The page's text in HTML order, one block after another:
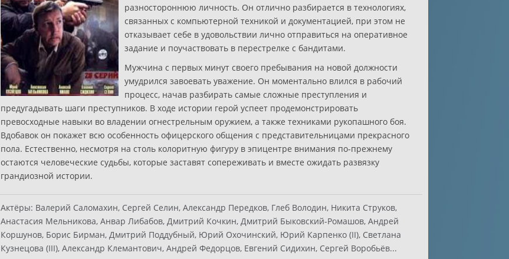
разностороннюю личность. Он отлично разбирается в технологиях,
связанных с компьютерной техникой и документацией, при этом не
отказывает себе в удовольствии лично отправиться на оперативное
задание и поучаствовать в перестрелке с бандитами.
Мужчина с первых минут своего пребывания на новой должности
умудрился завоевать уважение. Он моментально влился в рабочий
процесс, начав разбирать самые сложные преступления и
предугадывать шаги преступников. В ходе истории герой успеет продемонстрировать
превосходные навыки во владении огнестрельным оружием, а также техниками рукопашного боя.
Вдобавок он покажет всю особенность офицерского общения с представительницами прекрасного
пола. Естественно, несмотря на столь колоритную фигуру в эпицентре внимания по-прежнему
остаются человеческие судьбы, которые заставят сопереживать и вместе ожидать развязку
грандиозной истории.
Актёры: Валерий Саломахин, Сергей Селин, Александр Передков, Глеб Володин, Никита Струков,
Анастасия Мельникова, Анвар Либабов, Дмитрий Кочкин, Дмитрий Быковский-Ромашов, Андрей
Коршунов, Борис Бирман, Дмитрий Поддубный, Юрий Охочинский, Юрий Карпенко (II), Светлана
Кузнецова (III), Александр Клемантович, Андрей Федорцов, Евгений Сидихин, Сергей Воробьёв...